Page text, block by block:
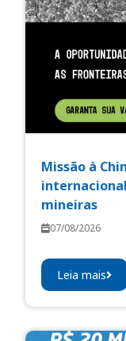
Missão à
mineiras
07/08/2026
Leia mais